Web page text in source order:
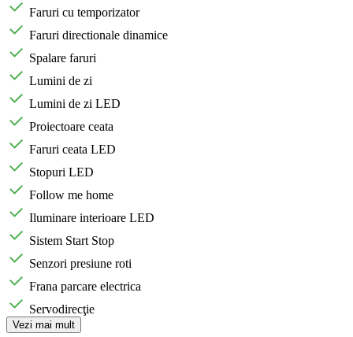
Faruri cu temporizator
Faruri directionale dinamice
Spalare faruri
Lumini de zi
Lumini de zi LED
Proiectoare ceata
Faruri ceata LED
Stopuri LED
Follow me home
Iluminare interioare LED
Sistem Start Stop
Senzori presiune roti
Frana parcare electrica
Servodirecţie
Vezi mai mult